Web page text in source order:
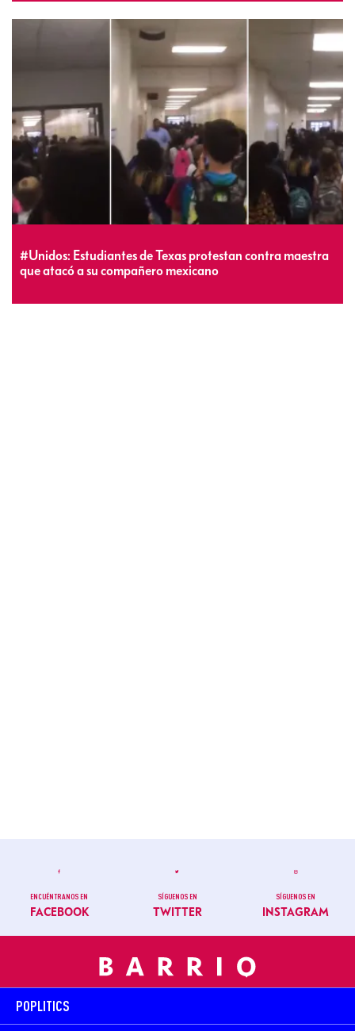
#Unidos: Estudiantes de Texas protestan contra maestra
que atacó a su compañero mexicano
ENCUÉNTRANOS EN
FACEBOOK
SÍGUENOS EN
TWITTER
SÍGUENOS EN
INSTAGRAM
POPLITICS